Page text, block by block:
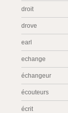
droit
drove
earl
echange
échangeur
écouteurs
écrit